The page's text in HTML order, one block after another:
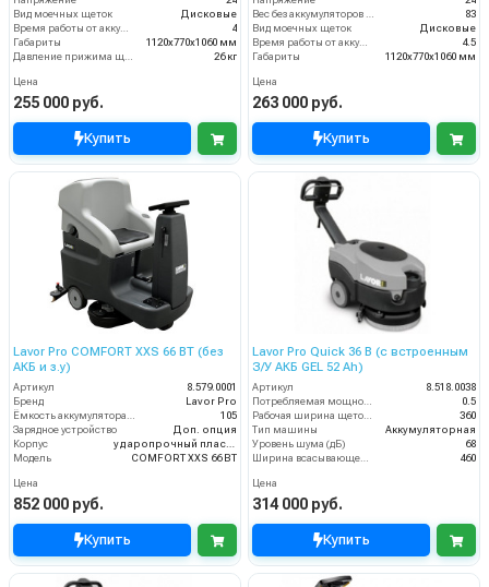
Вид моечных щеток
Дисковые
Время работы от аккумуляторов (ч)
4
Габариты
1120х770х1060 мм
Давление прижима щеток
26 кг
Цена
255 000 руб.
Купить
Вес без аккумуляторов (кг)
83
Вид моечных щеток
Дисковые
Время работы от аккумуляторов (ч)
4.5
Габариты
1120х770х1060 мм
Цена
263 000 руб.
Купить
Lavor Pro COMFORT XXS 66 BT (без
АКБ и з.у)
Артикул
8.579.0001
Бренд
Lavor Pro
Ёмкость аккумулятора (Ач)
105
Зарядное устройство
Доп. опция
Корпус
ударопрочный пластик
Модель
COMFORT XXS 66 BT
Цена
852 000 руб.
Купить
Lavor Pro Quick 36 B (с встроенным
З/У АКБ GEL 52 Ah)
Артикул
8.518.0038
Потребляемая мощность (кВт)
0.5
Рабочая ширина щеток (мм)
360
Тип машины
Аккумуляторная
Уровень шума (дБ)
68
Ширина всасывающей балки (мм)
460
Цена
314 000 руб.
Купить